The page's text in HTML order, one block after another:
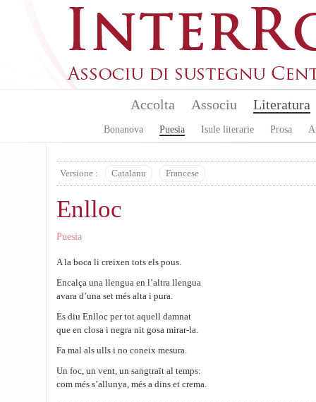
Accolta Associu Literatura
Bonanova Puesia Isule literarie Prosa
Versione : Catalanu Francese
Enlloc
Puesia
A la boca li creixen tots els pous.
Encalça una llengua en l’altra llengua
avara d’una set més alta i pura.
Es diu Enlloc per tot aquell damnat
que en closa i negra nit gosa mirar-la.
Fa mal als ulls i no coneix mesura.
Un foc, un vent, un sangtraït al temps:
com més s’allunya, més a dins et crema.